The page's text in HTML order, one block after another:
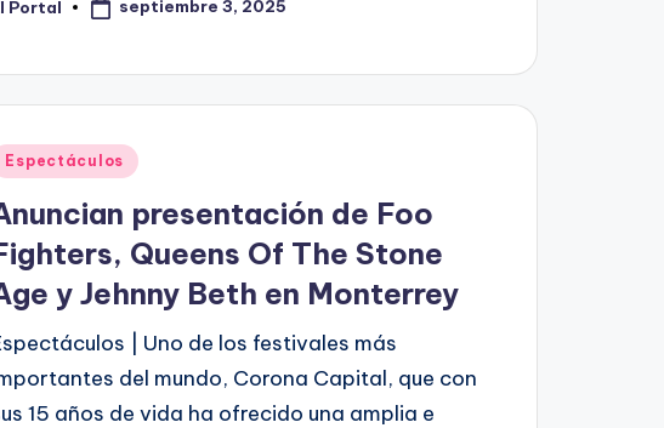
Portal septiembre 3, 2025
Espectáculos
presentación de Foo
Queens Of The Stone
y Jehnny Beth en Monterrey
| Uno de los festivales más
del mundo, Corona Capital, que con
15 años de vida ha ofrecido una amplia e